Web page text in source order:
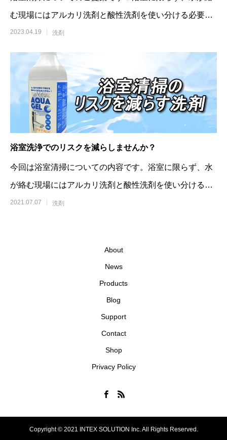
む現場にはアルカリ洗剤と酸性洗剤を使い分ける必要が
あります。家の浴室で
2023.04.19 洗剤
浴室洗浄でのリスクを減らしませんか？
今回は浴室清掃についての内容です。浴室に限らず、水
が絡む現場にはアルカリ洗剤と酸性洗剤を使い分ける必
要があります。浴
2021.07.07 洗剤
About
News
Products
Blog
Support
Contact
Shop
Privacy Policy
Copyright © 2021 INTEX SOLUTION Inc. All Rights Reserved.